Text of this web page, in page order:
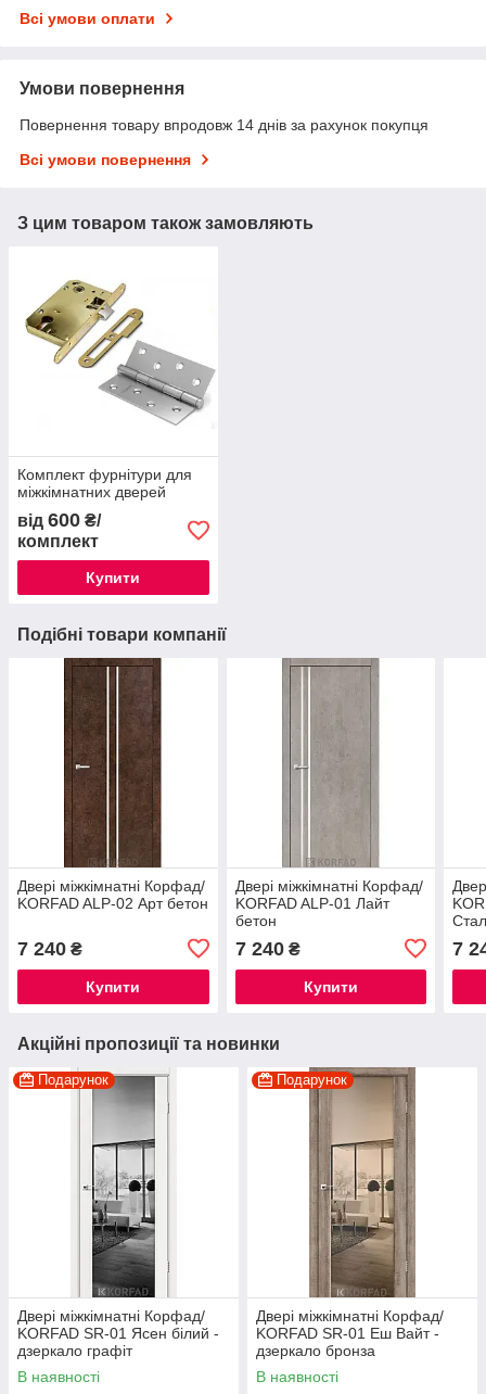
Всі умови оплати
Умови повернення
Повернення товару впродовж 14 днів за рахунок покупця
Всі умови повернення
З цим товаром також замовляють
Комплект фурнітури для
міжкімнатних дверей
від 600 ₴/
комплект
Купити
Подібні товари компанії
Двері міжкімнатні Корфад/
KORFAD ALP-02 Арт бетон
7 240 ₴
Купити
Двері міжкімнатні Корфад/
KORFAD ALP-01 Лайт
бетон
7 240₴
Купити
7
Акційні пропозиції та новинки
Подарунок
Двері міжкімнатні Корфад/
KORFAD SR-01 Ясен білий -
дзеркало графіт
В наявності
Подарунок
Двері міжкімнатні Корфад/
KORFAD SR-01 Еш Вайт -
дзеркало бронза
В наявності